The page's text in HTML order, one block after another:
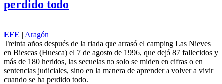
perdido todo
EFE | Aragón
Treinta años después de la riada que arrasó el camping Las Nieves
en Biescas (Huesca) el 7 de agosto de 1996, que dejó 87 fallecidos y
más de 180 heridos, las secuelas no solo se miden en cifras o en
sentencias judiciales, sino en la manera de aprender a volver a vivir
cuando se ha perdido todo.